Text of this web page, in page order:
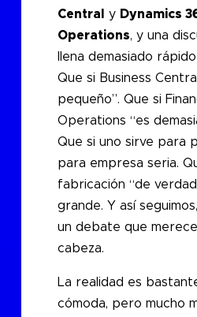
Central
y Dynamics
Operations, y una
llena demasiado
Que si Business
pequeño”. Que si
Operations “es
Que si uno sirve para
para empresa seria.
fabricación “de
grande. Y así
un debate que
cabeza.
La realidad es
cómoda, pero mucho